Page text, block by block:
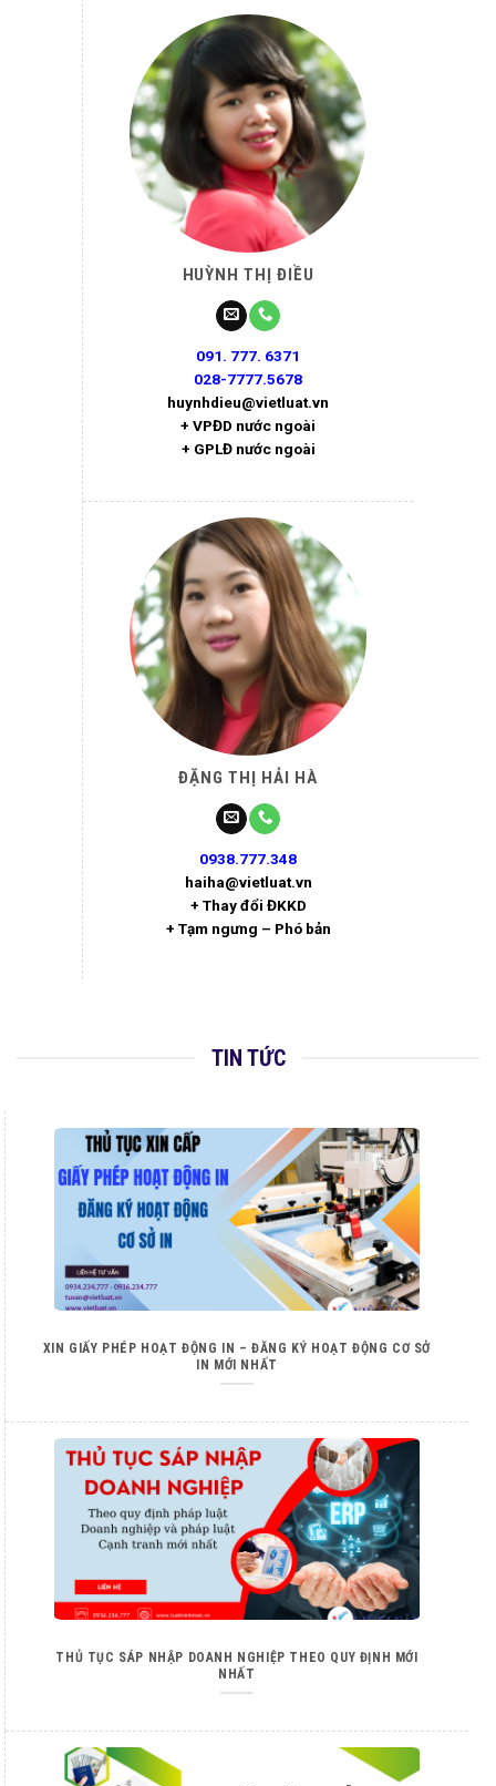
HUỲNH THỊ ĐIỀU
091. 777. 6371
028-7777.5678
huynhdieu@vietluat.vn
+ VPĐD nước ngoài
+ GPLĐ nước ngoài
ĐẶNG THỊ HẢI HÀ
0938.777.348
haiha@vietluat.vn
+ Thay đổi ĐKKD
+ Tạm ngưng – Phó bản
TIN TỨC
XIN GIẤY PHÉP HOẠT ĐỘNG IN – ĐĂNG KÝ HOẠT ĐỘNG CƠ SỞ
IN MỚI NHẤT
THỦ TỤC SÁP NHẬP DOANH NGHIỆP THEO QUY ĐỊNH MỚI
NHẤT